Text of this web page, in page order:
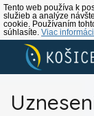
Tento web používa k
služieb a analýze
cookie. Používaním
súhlasíte. Viac